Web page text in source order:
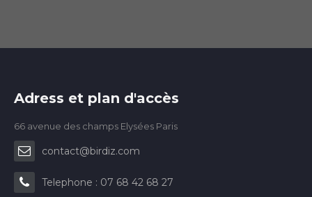
Adress et plan d'accès
66 avenue des champs Elysées Paris
contact@birdiz.com
Telephone : 07 68 42 68 27